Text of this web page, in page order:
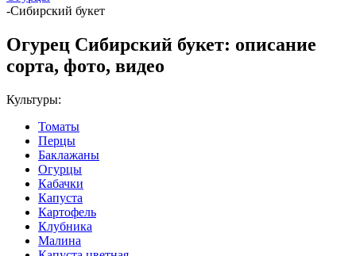
-Сибирский букет
Огурец Сибирский букет: описание
сорта, фото, видео
Культуры:
Томаты
Перцы
Баклажаны
Огурцы
Кабачки
Капуста
Картофель
Клубника
Малина